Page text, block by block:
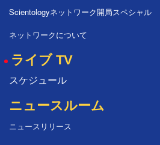
Scientologyネットワーク開局スペシャル
ネットワークについて
ライブ TV
スケジュール
ニュースルーム
ニュースリリース